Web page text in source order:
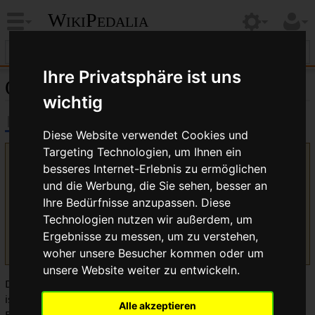
Ihre Privatsphäre ist uns
wichtig
Diese Website verwendet Cookies und
Targeting Technologien, um Ihnen ein
besseres Internet-Erlebnis zu ermöglichen
und die Werbung, die Sie sehen, besser an
Ihre Bedürfnisse anzupassen. Diese
Technologien nutzen wir außerdem, um
Ergebnisse zu messen, um zu verstehen,
woher unsere Besucher kommen oder um
unsere Website weiter zu entwickeln.
Alle akzeptieren
WikiPedalia
Obree Position
Version vom 24. September 2010, 07:34 Uhr von Bikegeissel
Diskussion| Beiträge)(Die Seite wurde neu angelegt: Die ''Obree
Position'' (nachSheldon Brown''Superman Position'') ist eine von
Grahme Obree entwickelte neuartige Fahrhaltung auf dem Fahrrad,
die durch Einsatz ein...)
(Unterschied) ← Nächstältere Version | Aktuelle Version
(Unterschied) | Nächstjüngere Version → (Unterschied)
Die
ist eine von Grahme Obree entwickelte neuartige